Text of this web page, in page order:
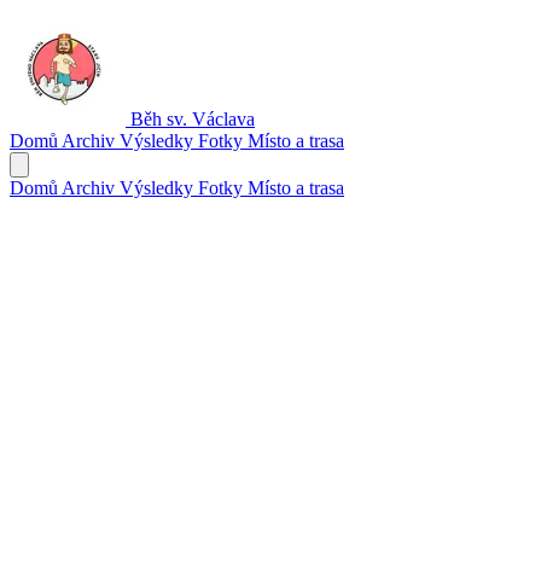
Běh sv. Václava
Domů Archiv Výsledky Fotky Místo a trasa
Domů Archiv Výsledky Fotky Místo a trasa